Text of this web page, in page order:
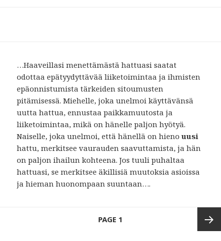
…Haaveillasi menettämästä hattuasi saatat
odottaa epätyydyttävää liiketoimintaa ja ihmisten
epäonnistumista tärkeiden sitoumusten
pitämisessä. Miehelle, joka unelmoi käyttävänsä
uutta hattua, ennustaa paikkamuutosta ja
liiketoimintaa, mikä on hänelle paljon hyötyä.
Naiselle, joka unelmoi, että hänellä on hienouusi
hattu, merkitsee vaurauden saavuttamista, ja hän
on paljon ihailun kohteena. Jos tuuli puhaltaa
hattuasi, se merkitsee äkillisiä muutoksia asioissa
ja hieman huonompaan suuntaan….
PAGE 1